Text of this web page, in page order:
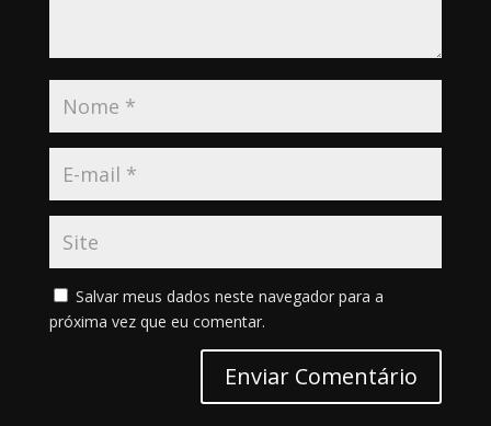
Salvar meus dados neste navegador para a
próxima vez que eu comentar.